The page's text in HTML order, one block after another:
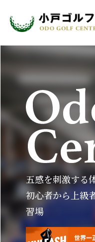
五感を刺激する
初心者から上級
習場